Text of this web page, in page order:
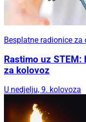
Besplatne radionice za
Rastimo uz
za kolovoz
U nedjelju, 9. kolovoza